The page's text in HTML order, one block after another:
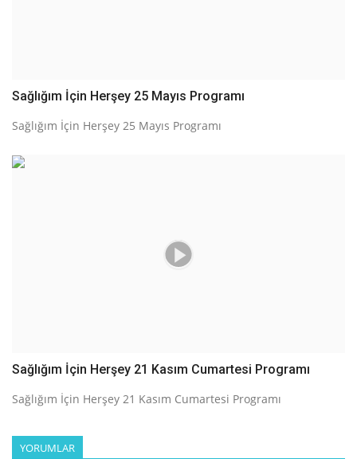
Sağlığım İçin Herşey 25 Mayıs Programı
Sağlığım İçin Herşey 25 Mayıs Programı
Sağlığım İçin Herşey 21 Kasım Cumartesi Programı
Sağlığım İçin Herşey 21 Kasım Cumartesi Programı
YORUMLAR